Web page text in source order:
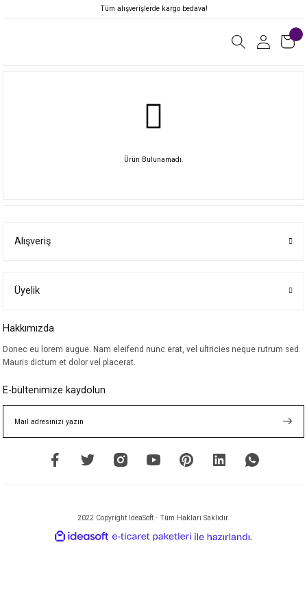
Tüm alışverişlerde kargo bedava!
Ürün Bulunamadı.
Alışveriş
Üyelik
Hakkımızda
Donec eu lorem augue. Nam eleifend nunc erat, vel ultricies neque rutrum sed.
Mauris dictum et dolor vel placerat.
E-bültenimize kaydolun
2022 Copyright IdeaSoft - Tüm Hakları Saklıdır.
ideasoft
e-